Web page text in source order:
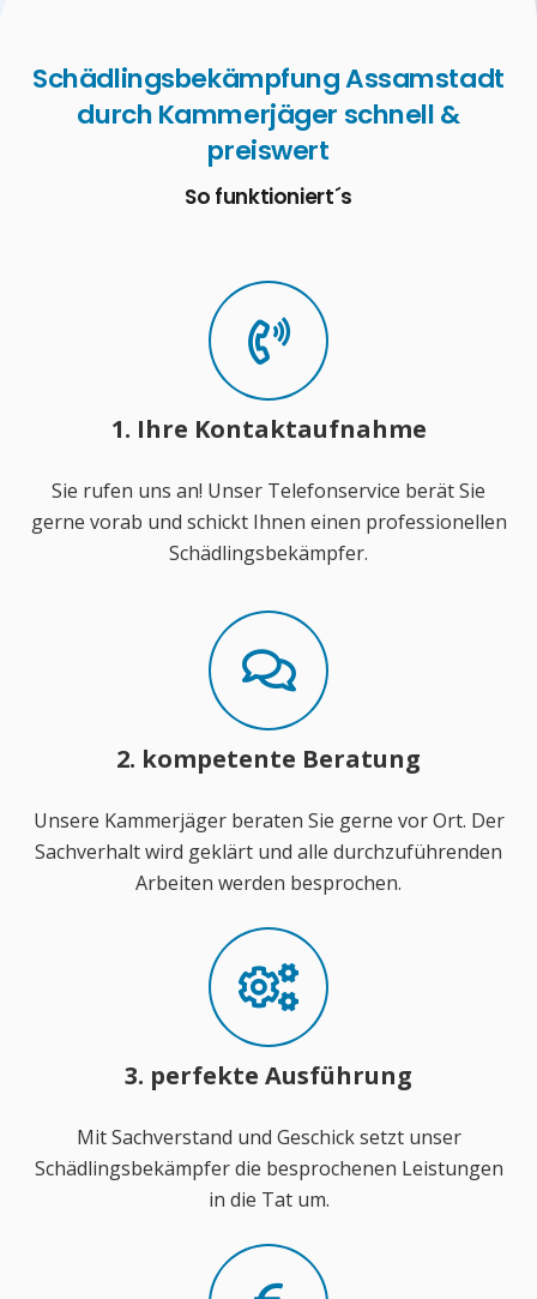
Schädlingsbekämpfung Assamstadt
durch Kammerjäger schnell &
preiswert
So funktioniert´s
1. Ihre Kontaktaufnahme
Sie rufen uns an! Unser Telefonservice berät Sie
gerne vorab und schickt Ihnen einen professionellen
Schädlingsbekämpfer.
2. kompetente Beratung
Unsere Kammerjäger beraten Sie gerne vor Ort. Der
Sachverhalt wird geklärt und alle durchzuführenden
Arbeiten werden besprochen.
3. perfekte Ausführung
Mit Sachverstand und Geschick setzt unser
Schädlingsbekämpfer die besprochenen Leistungen
in die Tat um.